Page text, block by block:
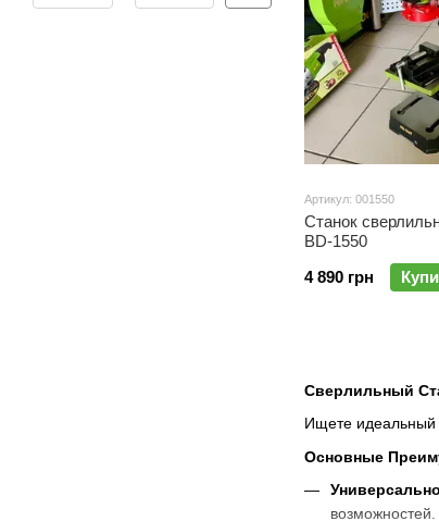
Сверлильный
Ищете идеальный
Основные
возможностей.
Артикул: 001550
Станок
BD-1550
4 890 грн